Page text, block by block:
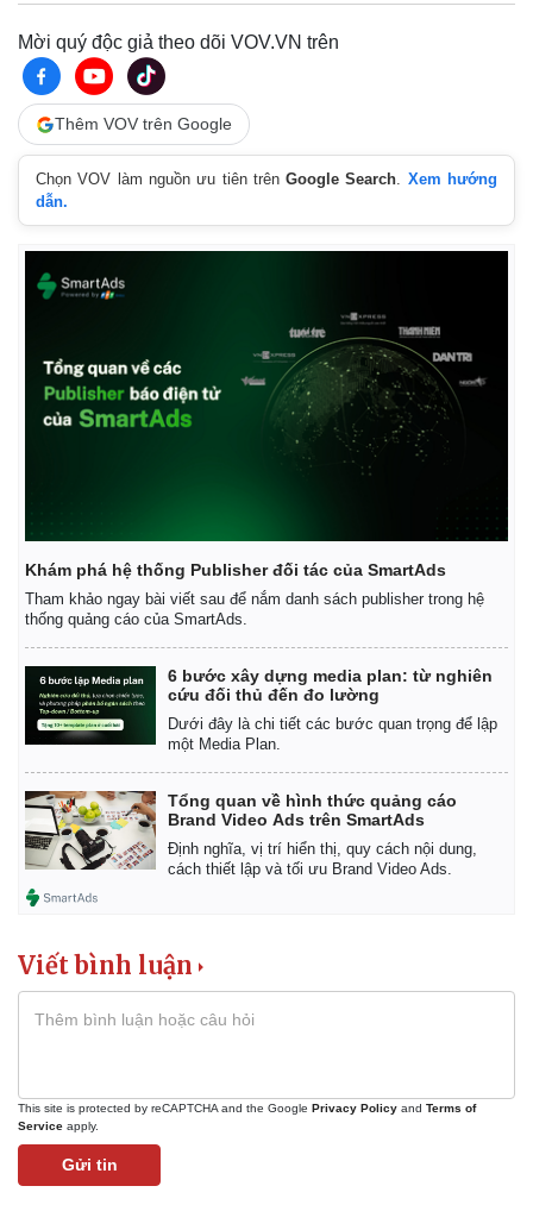
Pháp luật
Vụ án
Tư vấn luật
Mời quý độc giả theo dõi VOV.VN trên
Thêm VOV trên Google
Chọn VOV làm nguồn ưu tiên trênGoogle Search. Xem hướng
dẫn.
Khám phá hệ thống Publisher đối tác của SmartAds
Tham khảo ngay bài viết sau để nắm danh sách publisher trong hệ
thống quảng cáo của SmartAds.
6 bước xây dựng media plan: từ nghiên
cứu đối thủ đến đo lường
Dưới đây là chi tiết các bước quan trọng để lập
một Media Plan.
Tổng quan về hình thức quảng cáo
Brand Video Ads trên SmartAds
Định nghĩa, vị trí hiển thị, quy cách nội dung,
cách thiết lập và tối ưu Brand Video Ads.
Viết bình luận
This site is protected by reCAPTCHA and the Google Privacy Policy and Terms of
Service apply.
Gửi tin